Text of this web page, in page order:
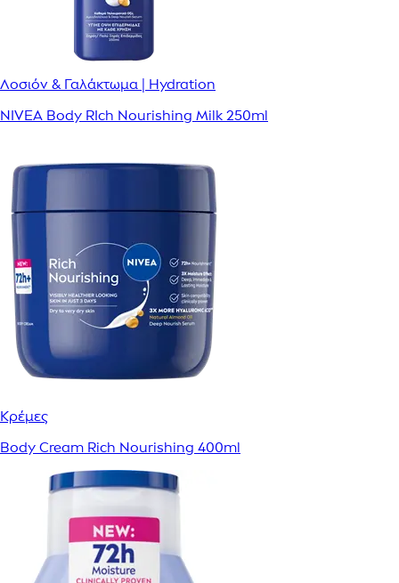
Λοσιόν & Γαλάκτωμα | Hydration
NIVEA Body RIch Nourishing Milk 250ml
Κρέμες
Body Cream Rich Nourishing 400ml